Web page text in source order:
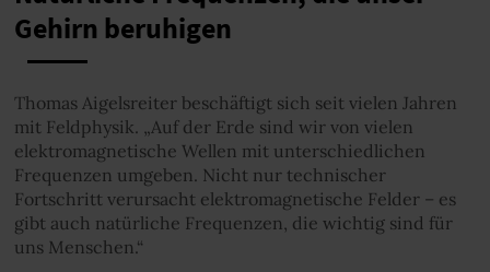
Gehirn beruhigen
Thomas Aigelsreiter beschäftigt sich seit vielen Jahren
mit Feldphysik. „Auf der Erde sind wir von vielen
elektromagnetische Wellen mit unterschiedlichen
Frequenzen umgeben. Nicht nur technischer
Fortschritt verursacht elektromagnetische Felder – es
gibt auch natürliche Frequenzen, die wichtig sind für
uns Menschen.“